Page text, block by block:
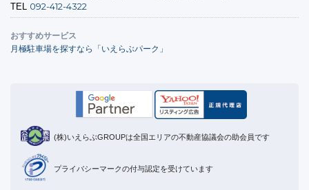
TEL 092-412-4322
おすすめサービス
月極駐車場を探すなら「いえらぶパーク」
(株)いえらぶGROUPは全国エリアの不動産協議会の助会員です
プライバシーマークの付与認定を受けています